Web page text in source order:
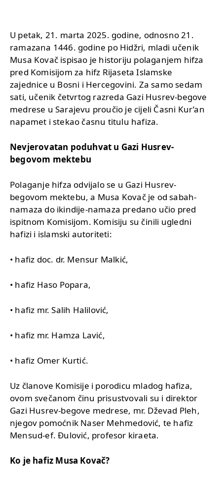
U petak, 21. marta 2025. godine, odnosno 21.
ramazana 1446. godine po Hidžri, mladi učenik
Musa Kovač ispisao je historiju polaganjem hifza
pred Komisijom za hifz Rijaseta Islamske
zajednice u Bosni i Hercegovini. Za samo sedam
sati, učenik četvrtog razreda Gazi Husrev-begove
medrese u Sarajevu proučio je cijeli Časni Kur’an
napamet i stekao časnu titulu hafiza.
Nevjerovatan poduhvat u Gazi Husrev-
begovom mektebu
Polaganje hifza odvijalo se u Gazi Husrev-
begovom mektebu, a Musa Kovač je od sabah-
namaza do ikindije-namaza predano učio pred
ispitnom Komisijom. Komisiju su činili ugledni
hafizi i islamski autoriteti:
• hafiz doc. dr. Mensur Malkić,
• hafiz Haso Popara,
• hafiz mr. Salih Halilović,
• hafiz mr. Hamza Lavić,
• hafiz Omer Kurtić.
Uz članove Komisije i porodicu mladog hafiza,
ovom svečanom činu prisustvovali su i direktor
Gazi Husrev-begove medrese, mr. Dževad Pleh,
njegov pomoćnik Naser Mehmedović, te hafiz
Mensud-ef. Đulović, profesor kiraeta.
Ko je hafiz Musa Kovač?